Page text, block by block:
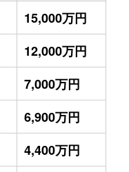
15,000万円
12,000万円
7,000万円
6,900万円
4,400万円